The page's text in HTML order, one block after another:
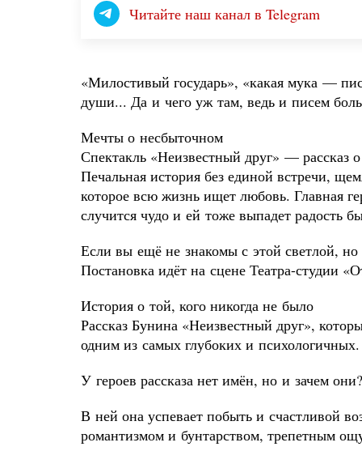
Читайте наш канал в Telegram
«Милостивый государь», «какая мука —
души... Да и чего уж там, ведь и писем
Мечты о несбыточном
Спектакль «Неизвестный друг» —
Печальная история без единой встречи,
которое всю жизнь ищет любовь. Главная
случится чудо и ей тоже выпадет радость
Если вы ещё не знакомы с этой светлой,
Постановка идёт на сцене Театра-студии
История о той, кого никогда не было
Рассказ Бунина «Неизвестный друг»,
одним из самых глубоких и
У героев рассказа нет имён, но и зачем
В ней она успевает побыть и счастливой
романтизмом и бунтарством, трепетным